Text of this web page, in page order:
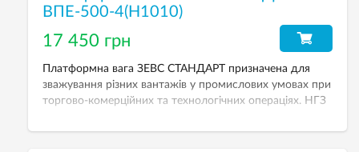
ВПЕ-500-4(H1010)
17 450 грн
Платформна вага ЗЕВС СТАНДАРТ призначена для
зважування різних вантажів у промислових умовах при
торгово-комерційних та технологічних операціях. НГЗ